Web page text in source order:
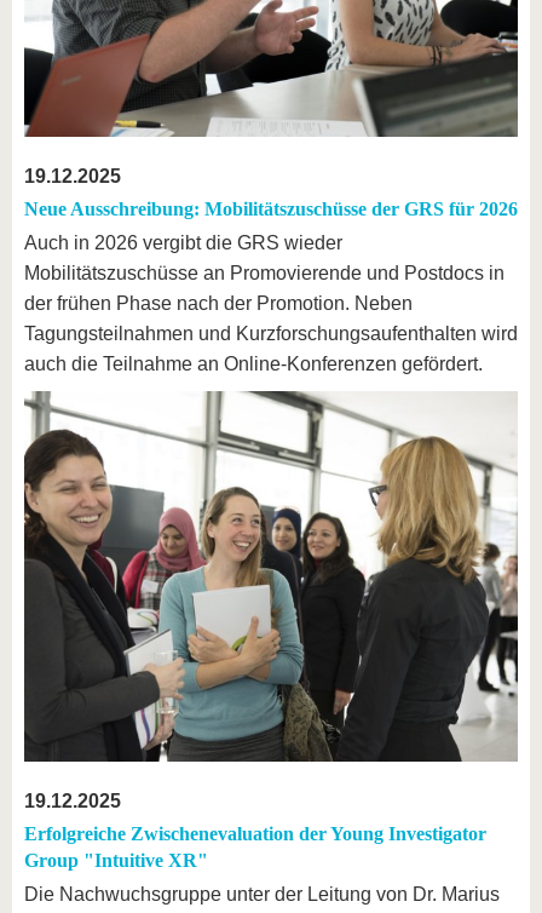
19.12.2025
Neue Ausschreibung: Mobilitätszuschüsse der GRS für 2026
Auch in 2026 vergibt die GRS wieder
Mobilitätszuschüsse an Promovierende und Postdocs in
der frühen Phase nach der Promotion. Neben
Tagungsteilnahmen und Kurzforschungsaufenthalten wird
auch die Teilnahme an Online-Konferenzen gefördert.
19.12.2025
Erfolgreiche Zwischenevaluation der Young Investigator
Group "Intuitive XR"
Die Nachwuchsgruppe unter der Leitung von Dr. Marius